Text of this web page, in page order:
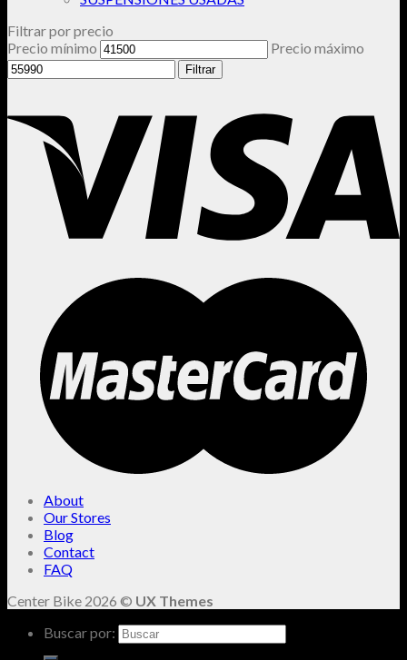
Filtrar por precio
Precio mínimo
Precio máximo
Filtrar
About
Our Stores
Blog
Contact
FAQ
Center Bike 2026 © UX Themes
Buscar por: